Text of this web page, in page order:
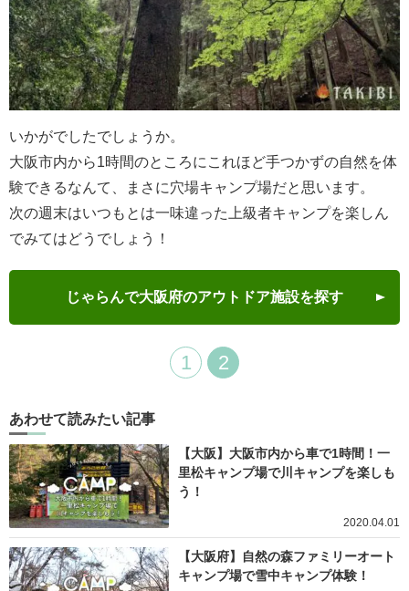
いかがでしたでしょうか。
大阪市内から1時間のところにこれほど手つかずの自然を体
験できるなんて、まさに穴場キャンプ場だと思います。
次の週末はいつもとは一味違った上級者キャンプを楽しん
でみてはどうでしょう！
じゃらんで大阪府のアウトドア施設を探す
1 2
あわせて読みたい記事
【大阪】大阪市内から車で1時間！一
里松キャンプ場で川キャンプを楽しも
う！
2020.04.01
【大阪府】自然の森ファミリーオート
キャンプ場で雪中キャンプ体験！